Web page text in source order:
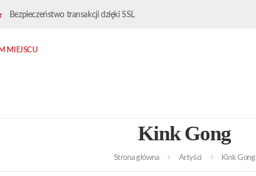
Bezpieczeństwo transakcji dzięki SSL
MIEJSCU
Kink Gong
Strona główna Artyści Kink Gong